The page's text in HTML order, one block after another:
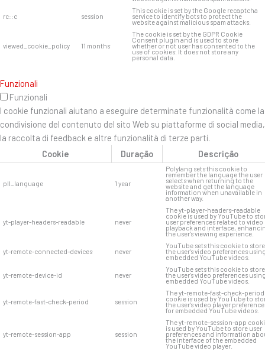
rc::c session
This cookie is set by the Google recaptcha
service to identify bots to protect the
website against malicious spam attacks.
viewed_cookie_policy 11 months
The cookie is set by the GDPR Cookie
Consent plugin and is used to store
whether or not user has consented to the
use of cookies. It does not store any
personal data.
Funzionali
Funzionali
I cookie funzionali aiutano a eseguire determinate funzionalità come la
condivisione del contenuto del sito Web su piattaforme di social media,
la raccolta di feedback e altre funzionalità di terze parti.
Cookie
Duração Descrição
pll_language 1 year
Polylang sets this cookie to
remember the language the user
selects when returning to the
website and get the language
information when unavailable in
another way.
yt-player-headers-readable never
The yt-player-headers-readable
cookie is used by YouTube to
user preferences related to video
playback and interface,
the user's viewing experience.
yt-remote-connected-devices never
YouTube sets this cookie to store
the user's video preferences
embedded YouTube videos.
yt-remote-device-id never
YouTube sets this cookie to store
the user's video preferences
embedded YouTube videos.
yt-remote-fast-check-period session
The yt-remote-fast-check-period
cookie is used by YouTube to
the user's video player
for embedded YouTube videos.
yt-remote-session-app session
The yt-remote-session-app
is used by YouTube to store user
preferences and information
the interface of the embedded
YouTube video player.